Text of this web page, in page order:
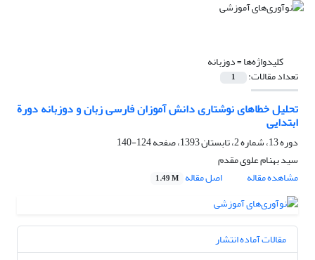
کلیدواژه‌ها =دوزبانه
تعداد مقالات: 1
تحلیل خطاهای نوشتاری دانش آموزان فارسی زبان و دوزبانه دورة
ابتدایی
دوره 13، شماره 2، تابستان 1393، صفحه
124-140
سید بهنام علوی مقدم
مشاهده مقاله
اصل مقاله 1.49 M
مقالات آماده انتشار